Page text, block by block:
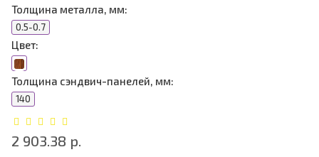
Толщина металла, мм:
0.5-0.7
Цвет:
Толщина сэндвич-панелей, мм:
140
2 903.38 р.